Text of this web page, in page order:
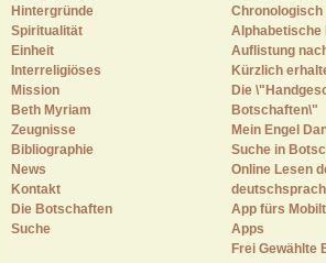
Hintergründe
Spiritualität
Einheit
Interreligiöses
Mission
Beth Myriam
Zeugnisse
Bibliographie
News
Kontakt
Die Botschaften
Suche
Alphabetische
Auflistung
Kürzlich
Die
Botschaften\"
Mein Engel
Suche in
Online Lesen
App fürs
Apps
Frei Gewählte